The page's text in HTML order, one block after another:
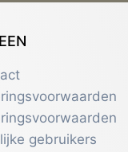
gebruikers